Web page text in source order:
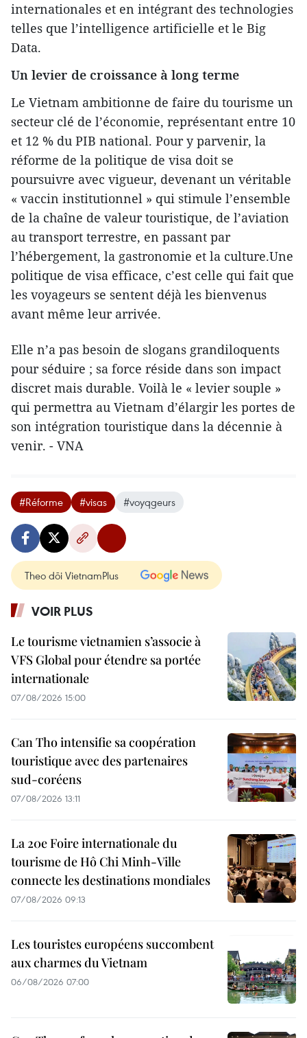
internationales et en intégrant des technologies
telles que l’intelligence artificielle et le Big
Data.
Un levier de croissance à long terme
Le Vietnam ambitionne de faire du tourisme un
secteur clé de l’économie, représentant entre 10
et 12 % du PIB national. Pour y parvenir, la
réforme de la politique de visa doit se
poursuivre avec vigueur, devenant un véritable
« vaccin institutionnel » qui stimule l’ensemble
de la chaîne de valeur touristique, de l’aviation
au transport terrestre, en passant par
l’hébergement, la gastronomie et la culture.Une
politique de visa efficace, c’est celle qui fait que
les voyageurs se sentent déjà les bienvenus
avant même leur arrivée.
Elle n’a pas besoin de slogans grandiloquents
pour séduire ; sa force réside dans son impact
discret mais durable. Voilà le « levier souple »
qui permettra au Vietnam d’élargir les portes de
son intégration touristique dans la décennie à
venir. - VNA
#Réforme #visas #voyqgeurs
Theo dõi VietnamPlus
VOIR PLUS
Le tourisme vietnamien s’associe à
VFS Global pour étendre sa portée
internationale
07/08/2026 15:00
Can Tho intensifie sa coopération
touristique avec des partenaires
sud-coréens
07/08/2026 13:11
La 20e Foire internationale du
tourisme de Hô Chi Minh-Ville
connecte les destinations mondiales
07/08/2026 09:13
Les touristes européens succombent
aux charmes du Vietnam
06/08/2026 07:00